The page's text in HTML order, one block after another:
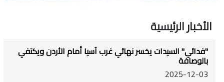
الأخبار الرئيسية
"فدائي" السيدات يخسر نهائي غرب آسيا أمام الأردن ويكتفي
بالوصافة
2025-12-03